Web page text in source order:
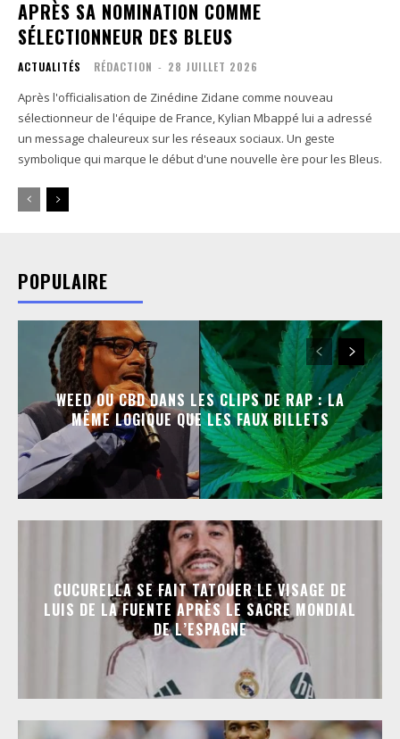
APRÈS SA NOMINATION COMME
SÉLECTIONNEUR DES BLEUS
ACTUALITÉS RÉDACTION - 28 JUILLET 2026
Après l'officialisation de Zinédine Zidane comme nouveau
sélectionneur de l'équipe de France, Kylian Mbappé lui a adressé
un message chaleureux sur les réseaux sociaux. Un geste
symbolique qui marque le début d'une nouvelle ère pour les Bleus.
POPULAIRE
WEED OU CBD DANS LES CLIPS DE RAP : LA
MÊME LOGIQUE QUE LES FAUX BILLETS
CUCURELLA SE FAIT TATOUER LE VISAGE DE
LUIS DE LA FUENTE APRÈS LE SACRE MONDIAL
DE L’ESPAGNE